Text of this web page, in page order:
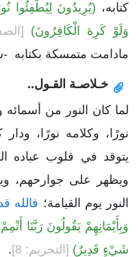
كتابه، (يُرِيدُونَ لِيُطْفِئُوا
وَلَوْ كَرِهَ الْكَافِرُونَ)
مادامت متمسكة بكتابه -
خـلاصـة القـول..
لما كان النور من أسمائه
نورًا، وكلامه نورًا، ودار
يتوقد في قلوب عباده
ويظهر على جوارحهم،
النور يوم القيامة؛ فالله
وَبِأَيْمَانِهِمْ يَقُولُونَ رَبَّنَا
شَيْءٍ قَدِيرٌ) [التحريم: 8] .